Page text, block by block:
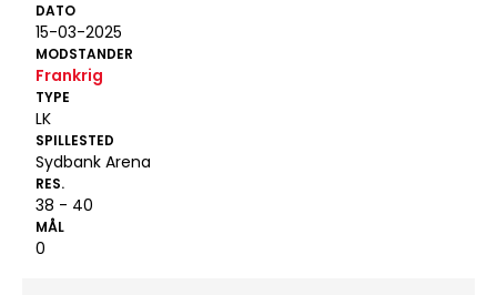
DATO
15-03-2025
MODSTANDER
Frankrig
TYPE
LK
SPILLESTED
Sydbank Arena
RES.
38 - 40
MÅL
0